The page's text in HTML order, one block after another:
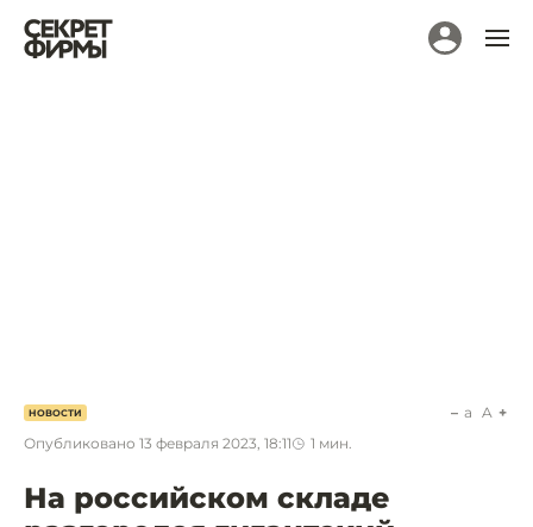
НОВОСТИ
Опубликовано 13 февраля 2023, 18:11 1 мин.
a A
На российском складе